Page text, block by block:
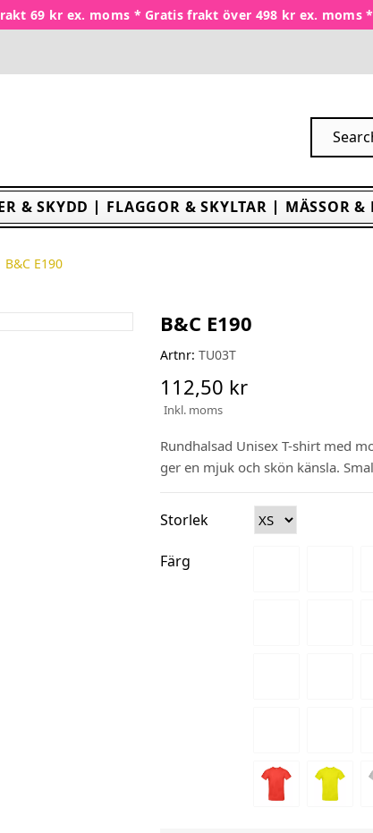
69 kr ex. moms * Gratis frakt över 498 kr ex. moms *
& SKYDD FLAGGOR & SKYLTAR MÄSSOR &
B&C E190
B&C E190
Artnr: TU03T
112,50 kr
Inkl. moms
Rundhalsad Unisex T-shirt med
ger en mjuk och skön känsla.
Storlek
Färg